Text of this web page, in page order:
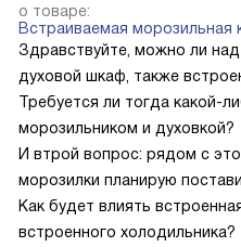
о товаре:
Встраиваемая морозильная
Здравствуйте, можно ли
духовой шкаф, также
Требуется ли тогда какой-
морозильником и духовкой?
И втрой вопрос: рядом с
морозилки планирую
Как будет влиять
встроенного